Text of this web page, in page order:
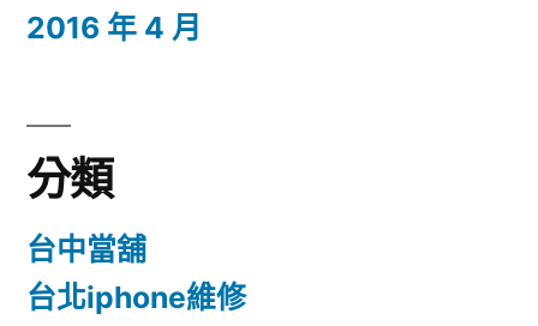
2016 年 4 月
分類
台中當舖
台北iphone維修